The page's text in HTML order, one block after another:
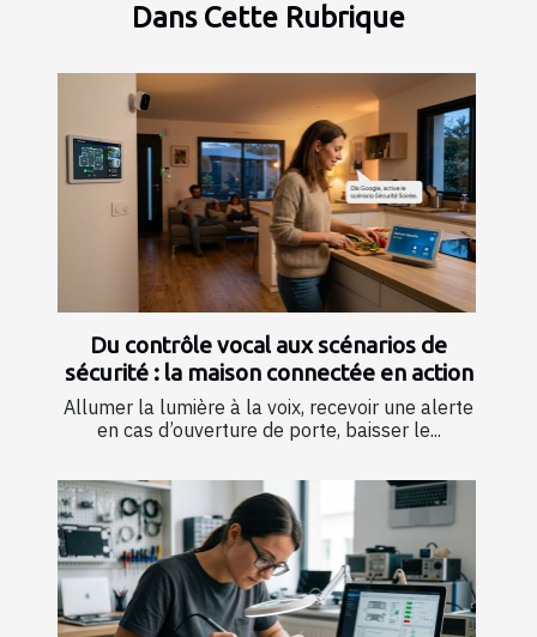
Dans Cette Rubrique
Du contrôle vocal aux scénarios de
sécurité : la maison connectée en action
Allumer la lumière à la voix, recevoir une alerte
en cas d’ouverture de porte, baisser le...